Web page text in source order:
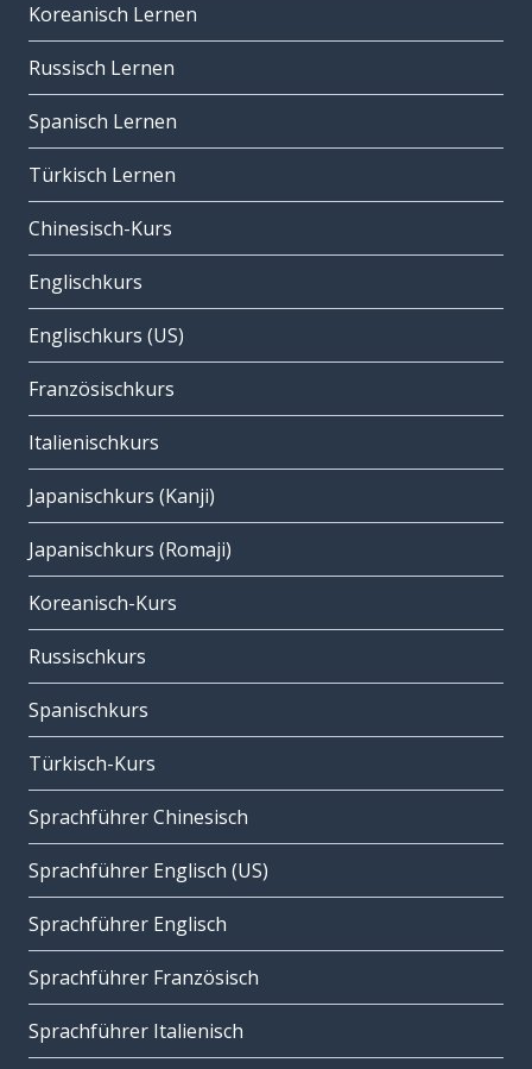
Koreanisch Lernen
Russisch Lernen
Spanisch Lernen
Türkisch Lernen
Chinesisch-Kurs
Englischkurs
Englischkurs (US)
Französischkurs
Italienischkurs
Japanischkurs (Kanji)
Japanischkurs (Romaji)
Koreanisch-Kurs
Russischkurs
Spanischkurs
Türkisch-Kurs
Sprachführer Chinesisch
Sprachführer Englisch (US)
Sprachführer Englisch
Sprachführer Französisch
Sprachführer Italienisch